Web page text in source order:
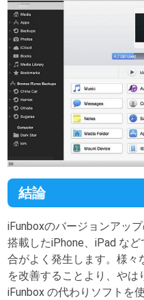
結論
iFunboxのバージョンアッ
搭載したiPhone、iPad な
合がよく発生します。様々
を改善することより、やは
iFunbox の代わりソフトを